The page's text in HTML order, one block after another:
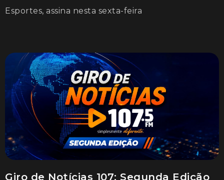
Esportes, assina nesta sexta-feira
Giro de Notícias 107: Segunda Edição